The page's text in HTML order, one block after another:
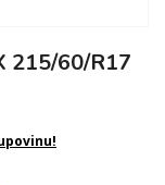
215/60/R17